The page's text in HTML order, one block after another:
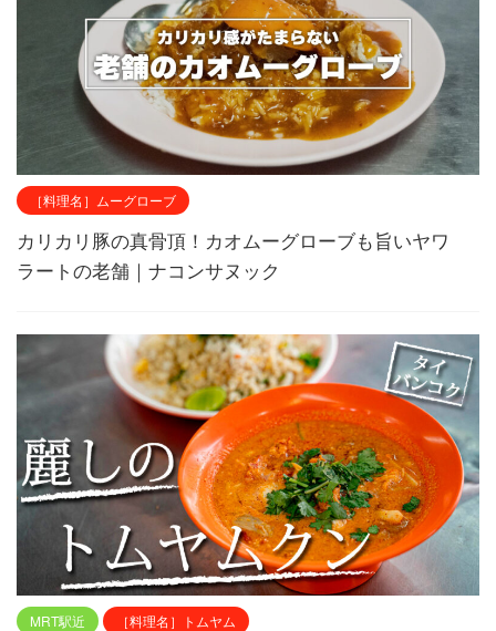
［料理名］ムーグローブ
カリカリ豚の真骨頂！カオムーグローブも旨いヤワ
ラートの老舗｜ナコンサヌック
MRT駅近 ［料理名］トムヤム